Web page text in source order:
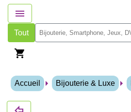
Tout
Accueil Bijouterie & Luxe